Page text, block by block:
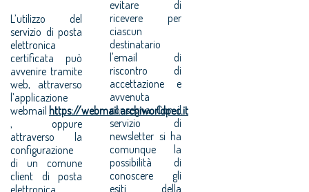
L’utilizzo del
servizio di posta
elettronica
certificata può
avvenire tramite
web, attraverso
l’applicazione
webmail https://webmail.archiworldpec.it
, oppure
attraverso la
configurazione
di un comune
client di posta
evitare di
ricevere per
ciascun
destinatario
l'email di
riscontro di
accettazione e
avvenuta
consegna. Con il
servizio di
newsletter si ha
comunque la
possibilità di
conoscere gli
esiti della